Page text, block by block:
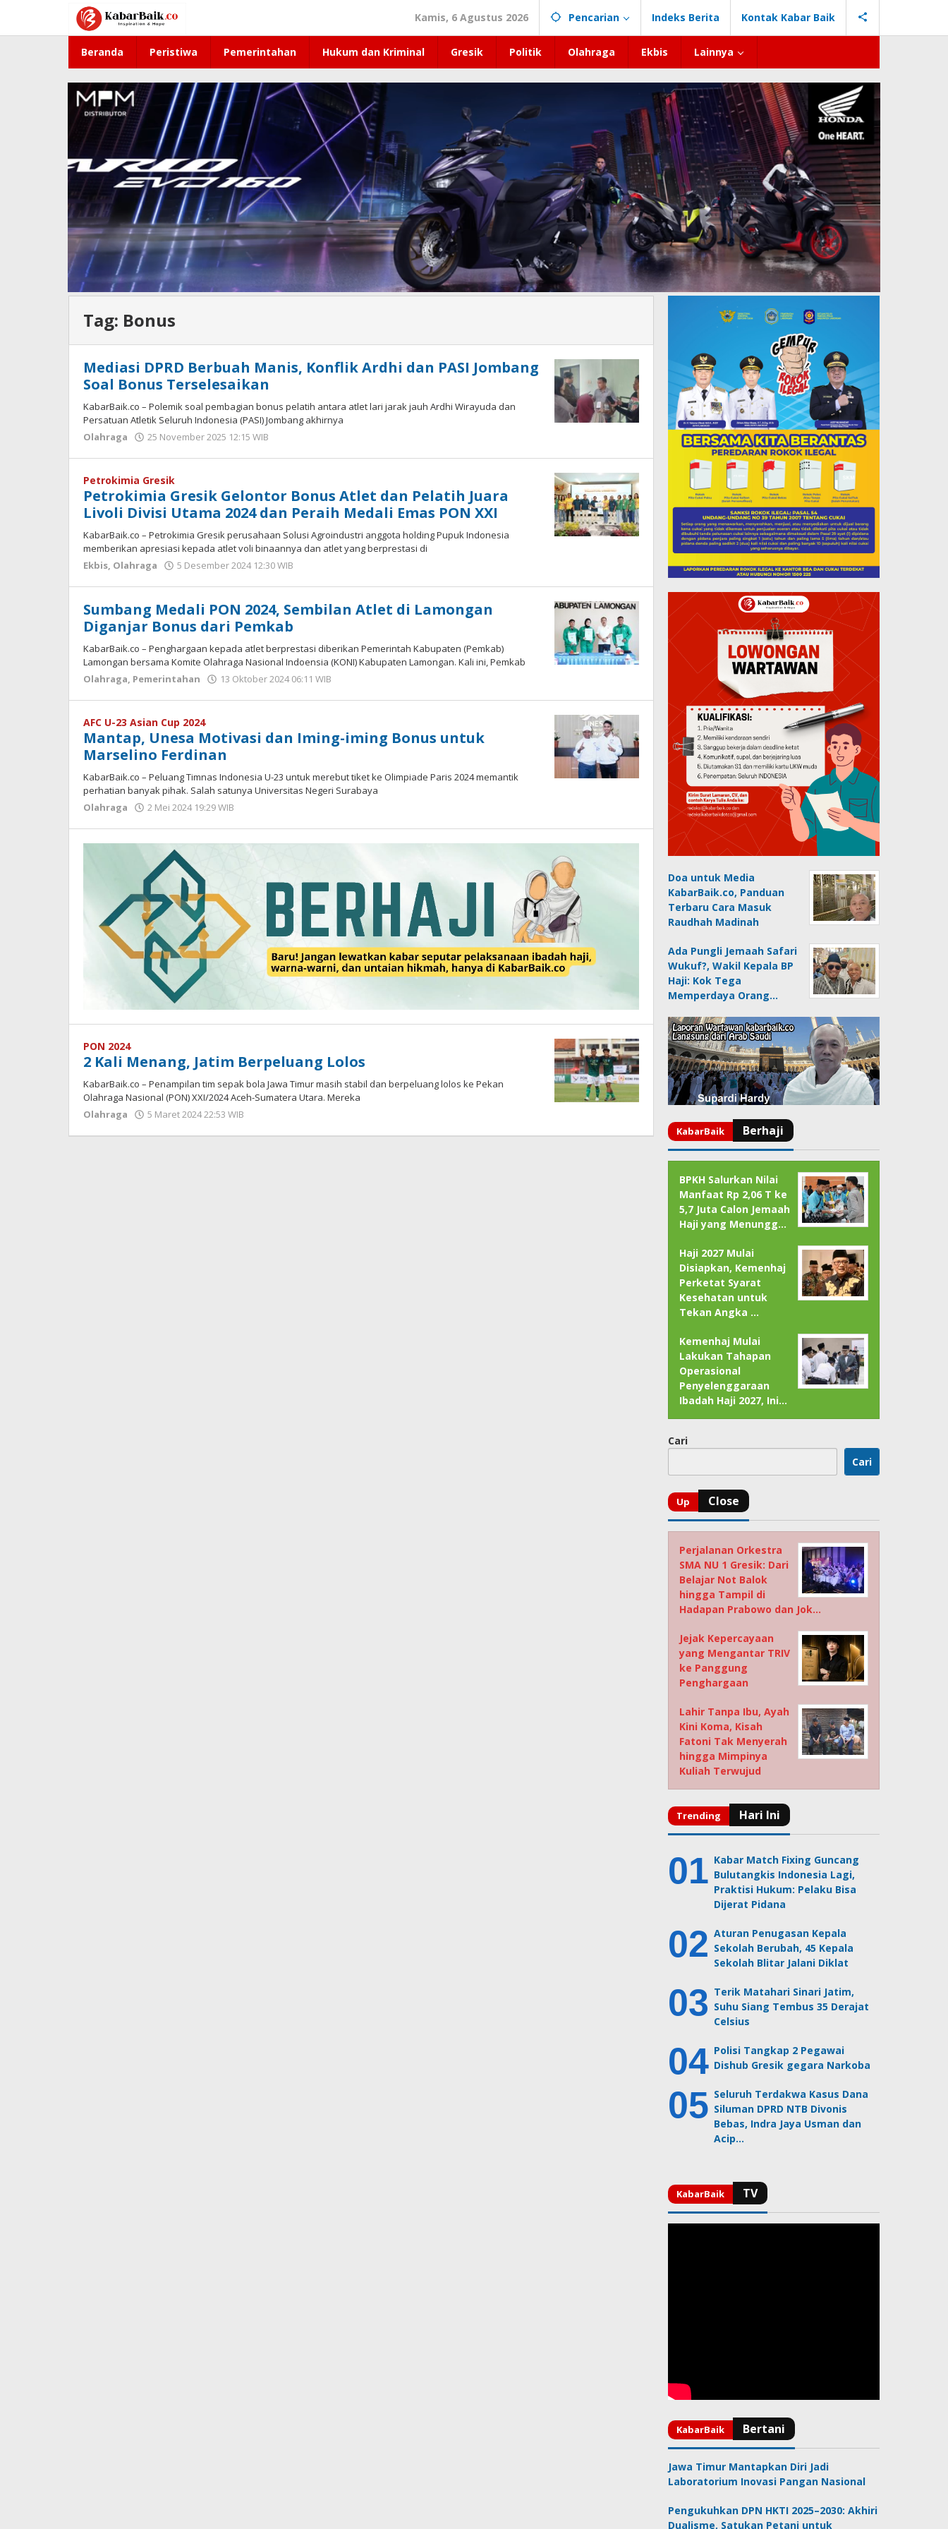
konten
Kamis, 6 Agustus 2026 Pencarian Indeks Berita Kontak Kabar Baik
Beranda Peristiwa Pemerintahan Hukum dan Kriminal Gresik Politik Olahraga Ekbis Lainnya
Tag: Bonus
Mediasi DPRD Berbuah Manis, Konflik Ardhi dan PASI Jombang
Soal Bonus Terselesaikan
KabarBaik.co – Polemik soal pembagian bonus pelatih antara atlet lari jarak jauh Ardhi Wirayuda dan
Persatuan Atletik Seluruh Indonesia (PASI) Jombang akhirnya
Olahraga
25 November 2025 12:15 WIB
Petrokimia Gresik
Petrokimia Gresik Gelontor Bonus Atlet dan Pelatih Juara
Livoli Divisi Utama 2024 dan Peraih Medali Emas PON XXI
KabarBaik.co – Petrokimia Gresik perusahaan Solusi Agroindustri anggota holding Pupuk Indonesia
memberikan apresiasi kepada atlet voli binaannya dan atlet yang berprestasi di
Ekbis, Olahraga 5 Desember 2024 12:30 WIB
Sumbang Medali PON 2024, Sembilan Atlet di Lamongan
Diganjar Bonus dari Pemkab
KabarBaik.co – Penghargaan kepada atlet berprestasi diberikan Pemerintah Kabupaten (Pemkab)
Lamongan bersama Komite Olahraga Nasional Indoensia (KONI) Kabupaten Lamongan. Kali ini, Pemkab
Olahraga, Pemerintahan 13 Oktober 2024 06:11 WIB
AFC U-23 Asian Cup 2024
Mantap, Unesa Motivasi dan Iming-iming Bonus untuk
Marselino Ferdinan
KabarBaik.co – Peluang Timnas Indonesia U-23 untuk merebut tiket ke Olimpiade Paris 2024 memantik
perhatian banyak pihak. Salah satunya Universitas Negeri Surabaya
Olahraga
2 Mei 2024 19:29 WIB
PON 2024
2 Kali Menang, Jatim Berpeluang Lolos
KabarBaik.co – Penampilan tim sepak bola Jawa Timur masih stabil dan berpeluang lolos ke Pekan
Olahraga Nasional (PON) XXI/2024 Aceh-Sumatera Utara. Mereka
Olahraga
5 Maret 2024 22:53 WIB
Doa untuk Media
KabarBaik.co, Panduan
Terbaru Cara Masuk
Raudhah Madinah
Ada Pungli Jemaah Safari
Wukuf?, Wakil Kepala BP
Haji: Kok Tega
Memperdaya Orang…
BPKH Salurkan Nilai
Manfaat Rp 2,06 T ke
5,7 Juta Calon Jemaah
Haji yang Menungg…
Haji 2027 Mulai
Disiapkan, Kemenhaj
Perketat Syarat
Kesehatan untuk
Tekan Angka …
Kemenhaj Mulai
Lakukan Tahapan
Operasional
Penyelenggaraan
Ibadah Haji 2027, Ini…
Cari
Cari
Perjalanan Orkestra
SMA NU 1 Gresik: Dari
Belajar Not Balok
hingga Tampil di
Hadapan Prabowo dan Jok…
Jejak Kepercayaan
yang Mengantar TRIV
ke Panggung
Penghargaan
Lahir Tanpa Ibu, Ayah
Kini Koma, Kisah
Fatoni Tak Menyerah
hingga Mimpinya
Kuliah Terwujud
Kabar Match Fixing Guncang
Bulutangkis Indonesia Lagi,
Praktisi Hukum: Pelaku Bisa
Dijerat Pidana
Aturan Penugasan Kepala
Sekolah Berubah, 45 Kepala
Sekolah Blitar Jalani Diklat
Terik Matahari Sinari Jatim,
Suhu Siang Tembus 35 Derajat
Celsius
Polisi Tangkap 2 Pegawai
Dishub Gresik gegara Narkoba
Seluruh Terdakwa Kasus Dana
Siluman DPRD NTB Divonis
Bebas, Indra Jaya Usman dan
Acip…
Jawa Timur Mantapkan Diri Jadi
Laboratorium Inovasi Pangan Nasional
Pengukuhkan DPN HKTI 2025–2030: Akhiri
Dualisme, Satukan Petani untuk